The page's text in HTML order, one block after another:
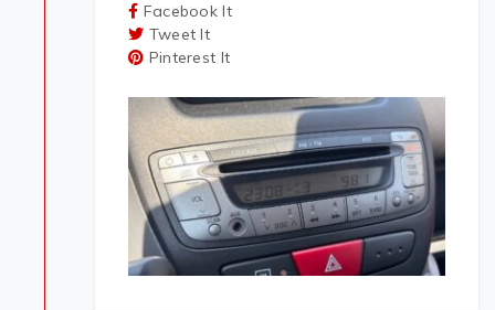
Facebook It
Tweet It
Pinterest It